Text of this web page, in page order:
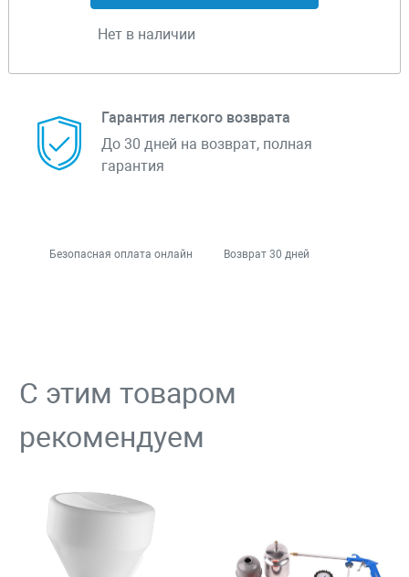
Нет в наличии
Гарантия легкого возврата
До 30 дней на возврат, полная
гарантия
Безопасная оплата онлайн Возврат 30 дней
С этим товаром
рекомендуем